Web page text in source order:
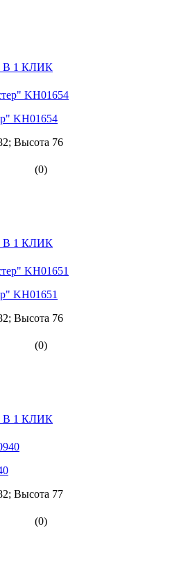
1 КЛИК
KH01654
Высота 76
(0)
1 КЛИК
KH01651
Высота 76
(0)
1 КЛИК
Высота 77
(0)